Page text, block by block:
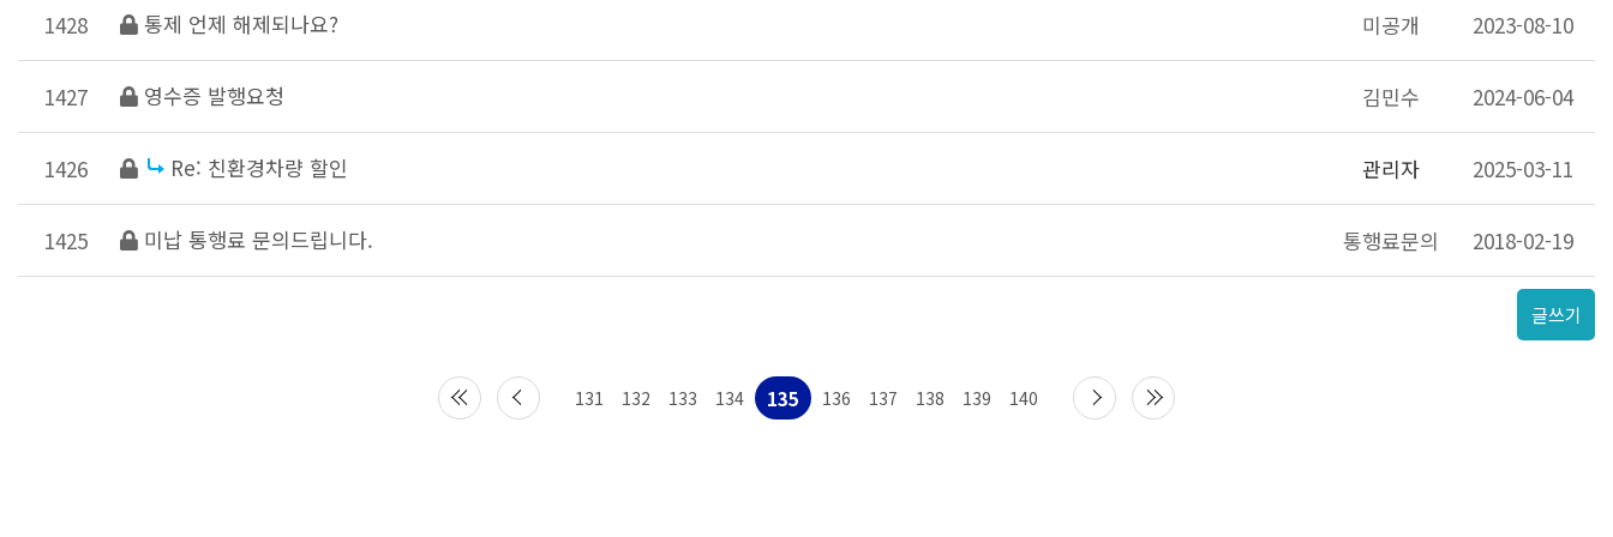
1428 통제 언제 해제되나요? 미공개 2023-08-10
1427 영수증 발행요청 김민수 2024-06-04
1426 Re: 친환경차량 할인 관리자 2025-03-11
1425 미납 통행료 문의드립니다. 통행료문의 2018-02-19
글쓰기
131 132 133 134 135 136 137 138 139 140
다음 맨끝